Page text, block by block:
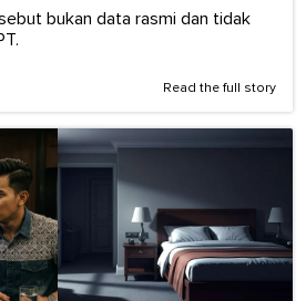
bukan data rasmi dan tidak
Read the full story